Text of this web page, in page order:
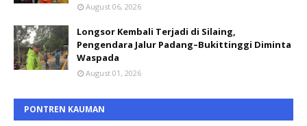
August 06, 2026
Longsor Kembali Terjadi di Silaing,
Pengendara Jalur Padang–Bukittinggi Diminta
Waspada
August 01, 2026
PONTREN KAUMAN